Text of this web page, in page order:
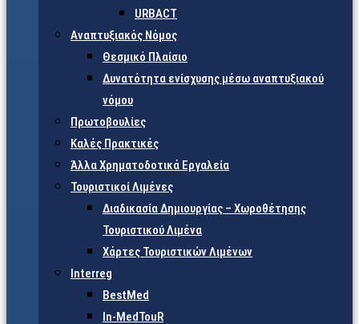
URBACT
Αναπτυξιακός Νόμος
Θεσμικό Πλαίσιο
Δυνατότητα ενίσχυσης μέσω αναπτυξιακού
νόμου
Πρωτοβουλίες
Καλές Πρακτικές
Άλλα Χρηματοδοτικά Εργαλεία
Τουριστικοί Λιμένες
Διαδικασία Δημιουργίας – Χωροθέτησης
Τουριστικού Λιμένα
Χάρτες Τουριστικών Λιμένων
Interreg
BestMed
In-MedTouR